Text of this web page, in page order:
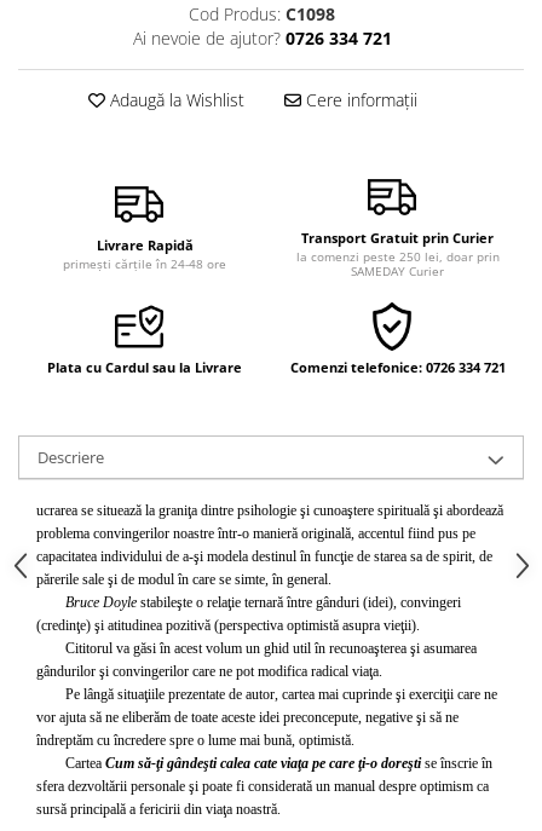
Viata după moarte
Vindecare
Povestiri
Relații de cuplu
Lumea îngerilor
Seria Masaru Emoto
Inspiraţie divină
Îngeri
Vindecare spirituală
Viaţa de după moarte
Cristale
Supă de pui pentru suflet
Oracol
Cod Produs: C1098
Ai nevoie de ajutor? 0726 334 721
Adaugă la Wishlist Cere informații
Livrare Rapidă
primești cărțile în 24-48 ore
Transport Gratuit prin Curier
la comenzi peste 250 lei, doar prin
SAMEDAY Curier
Plata cu Cardul sau la Livrare Comenzi telefonice: 0726 334 721
Descriere
ucrarea se situează la graniţa dintre psihologie şi cunoaştere spirituală şi abordează
problema convingerilor noastre într-o manieră originală, accentul fiind pus pe
capacitatea individului de a-şi modela destinul în funcţie de starea sa de spirit, de
părerile sale şi de modul în care se simte, în general.
Bruce Doyle stabileşte o relaţie ternară între gânduri (idei), convingeri
(credinţe) şi atitudinea pozitivă (perspectiva optimistă asupra vieţii).
Cititorul va găsi în acest volum un ghid util în recunoaşterea şi asumarea
gândurilor şi convingerilor care ne pot modifica radical viaţa.
Pe lângă situaţiile prezentate de autor, cartea mai cuprinde şi exerciţii care ne
vor ajuta să ne eliberăm de toate aceste idei preconcepute, negative şi să ne
îndreptăm cu încredere spre o lume mai bună, optimistă.
Cartea Cum să-ţi gândeşti calea cate viaţa pe care ţi-o doreşti se înscrie în
sfera dezvoltării personale şi poate fi considerată un manual despre optimism ca
sursă principală a fericirii din viaţa noastră.